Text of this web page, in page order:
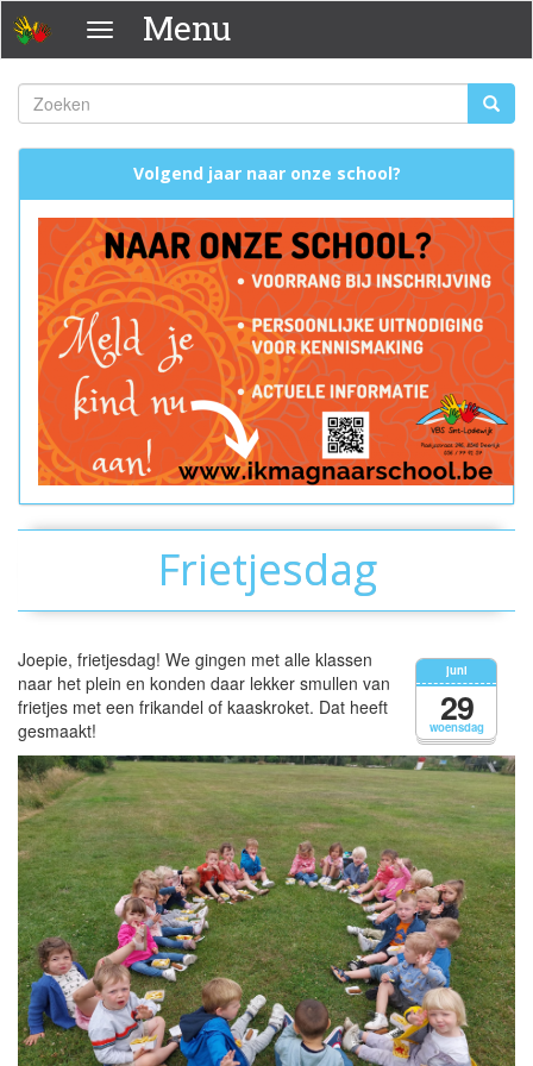
Overslaan
en
naar
de
inhoud
gaan
Menu Menu
Zoekveld
Zoeken
Volgend jaar naar onze school?
Frietjesdag
woensdag
juni
29
Joepie, frietjesdag! We gingen met alle klassen
naar het plein en konden daar lekker smullen van
frietjes met een frikandel of kaaskroket. Dat heeft
gesmaakt!